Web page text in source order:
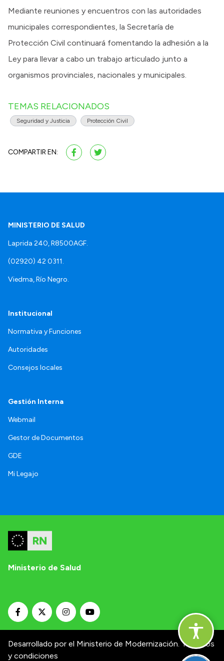
Mediante reuniones y encuentros con las autoridades
municipales correspondientes, la Secretaría de
Protección Civil continuará fomentando la adhesión a la
Ley para llevar a cabo un trabajo articulado junto a
organismos provinciales, nacionales y municipales.
TEMAS RELACIONADOS
Seguridad y Justicia Protección Civil
COMPARTIR EN:
MINISTERIO DE SALUD
Laprida 240, R8500AGF.
(02920) 42 0311.
Viedma, Río Negro.
Institucional
Normativa y Funciones
Autoridades
Consejos locales
Gestión Interna
Webmail
Gestor de Documentos
GDE
Mi Legajo
Ministerio de Salud
Desarrollado por el Ministerio de Modernización. Términos
y condiciones